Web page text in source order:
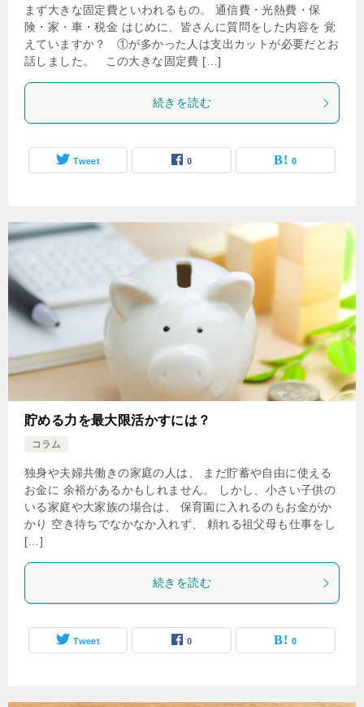
まず大きな固定費といわれるもの。 通信費・光熱費・保
険・家・車・税金 はじめに、皆さんに質問をした内容を 覚
えていますか？ ①が多かった人は支出カットが必要だとお
話しました。 この大きな固定費 […]
続きを読む
Tweet 0 0
貯める力を最大限活かすには？
コラム
独身や夫婦共働きの家庭の人は、 まだ貯蓄や自由に使える
お金に 余裕があるかもしれません。 しかし、小さい子供の
いる家庭や大家族の場合は、 保育園に入れるのもお金がか
かり 空き待ちでなかなか入れず、 頼れる祖父母も仕事をし
[…]
続きを読む
Tweet 0 0